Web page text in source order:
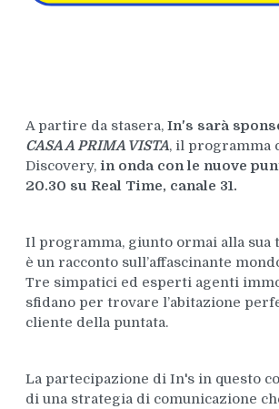
A partire da stasera, In's sarà
CASA A PRIMA VISTA, il programma
Discovery,in onda con le nuove
20.30 su Real Time, canale 31.
Il programma, giunto ormai alla sua
è un racconto sull’affascinante
Tre simpatici ed esperti agenti
sfidano per trovare l’abitazione
cliente della puntata.
La partecipazione di In's in questo
di una strategia di comunicazione